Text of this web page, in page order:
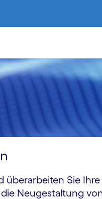
über­arbeiten Sie
Neu­gestaltung